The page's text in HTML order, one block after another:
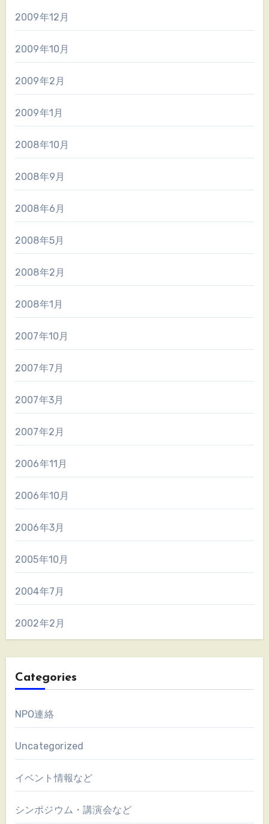
2009年12月
2009年10月
2009年2月
2009年1月
2008年10月
2008年9月
2008年6月
2008年5月
2008年2月
2008年1月
2007年10月
2007年7月
2007年3月
2007年2月
2006年11月
2006年10月
2006年3月
2005年10月
2004年7月
2002年2月
Categories
NPO連絡
Uncategorized
イベント情報など
シンポジウム・講演会など